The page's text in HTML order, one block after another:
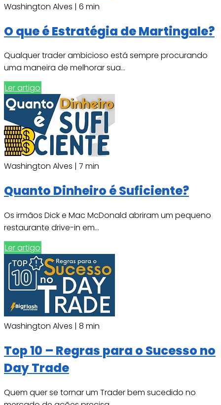
Washington Alves | 6 min
O que é Estratégia de Martingale?
Qualquer trader ambicioso está sempre procurando
uma maneira de melhorar sua...
Ler artigo
Washington Alves | 7 min
Quanto Dinheiro é Suficiente?
Os irmãos Dick e Mac McDonald abriram um pequeno
restaurante drive-in em...
Ler artigo
Washington Alves | 8 min
Top 10 – Regras para o Sucesso no
Day Trade
Quem quer se tornar um Trader bem sucedido no